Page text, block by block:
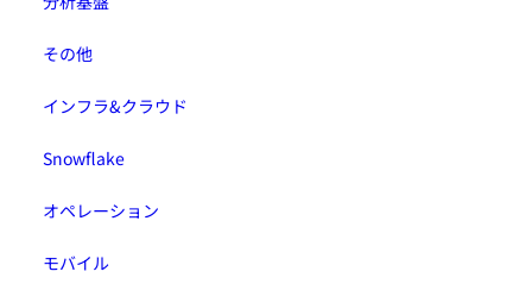
その他
インフラ&クラウド
Snowflake
オペレーション
モバイル